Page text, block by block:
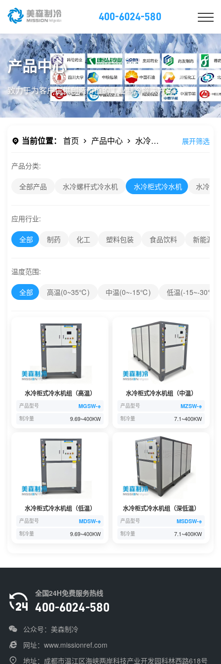
400-6024-580
产品中心
致力于为客户提供创造价值的工业制冷解决方案!
当前位置： 首页 产品中心
水冷柜
展开筛选
产品分类:
全部产品 水冷螺杆式冷水机 水冷柜式冷水机 水冷开
应用行业:
全部 制药 化工 塑料包装 食品饮料 新能源
温度范围:
全部 高温(0~35℃) 中温(0~-15℃) 低温(-15~-30℃)
水冷柜式冷水机组（高温）
产品型号 MGSW-※
制冷量 9.69~400KW
水冷柜式冷水机组（中温）
产品型号 MZSW-※
制冷量 7.1~400KW
水冷柜式冷水机组（低温）
产品型号 MDSW-※
制冷量 9.69~400KW
水冷柜式冷水机组（深低温）
产品型号 MSDSW-※
制冷量 7.1~400KW
全国24H免费服务热线
400-6024-580
公众号：美森制冷
网址： www.missionref.com
地址：成都市温江区海峡两岸科技产业开发园科林西路618号